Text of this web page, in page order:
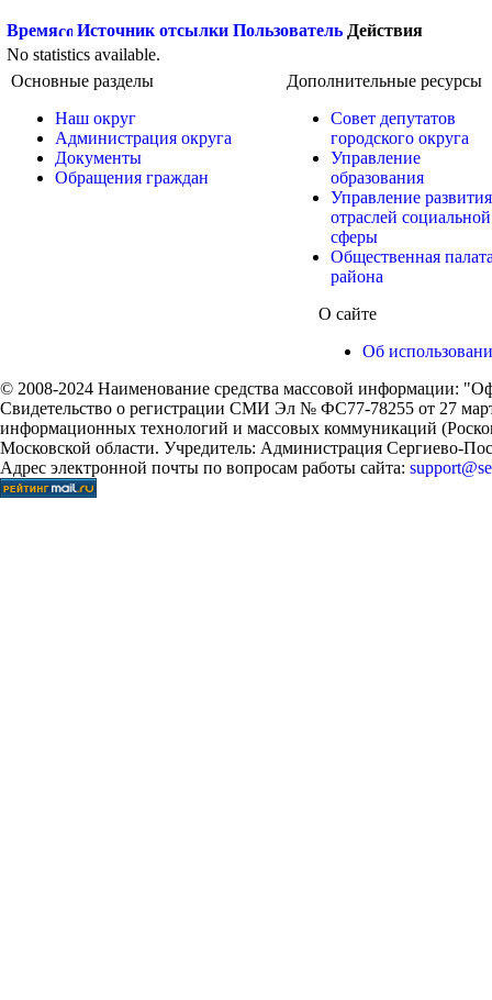
Время Источник отсылки Пользователь Действия
No statistics available.
Основные разделы
Наш округ
Администрация округа
Документы
Обращения граждан
Дополнительные ресурсы
Совет депутатов
городского округа
Управление
образования
Управление развития
отраслей социальной
сферы
Общественная
района
О сайте
Об
© 2008-2024 Наименование средства массовой информации:
Свидетельство о регистрации СМИ Эл № ФС77-78255 от 27
информационных технологий и массовых коммуникаций
Московской области. Учредитель: Администрация Сергиево-
Адрес электронной почты по вопросам работы сайта: